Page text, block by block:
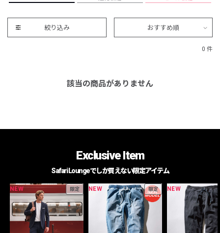
絞り込み おすすめ順
0 件
該当の商品がありません
Exclusive Item
Safari Loungeでしか買えない限定アイテム
NEW 限定 NEW 限定 NEW